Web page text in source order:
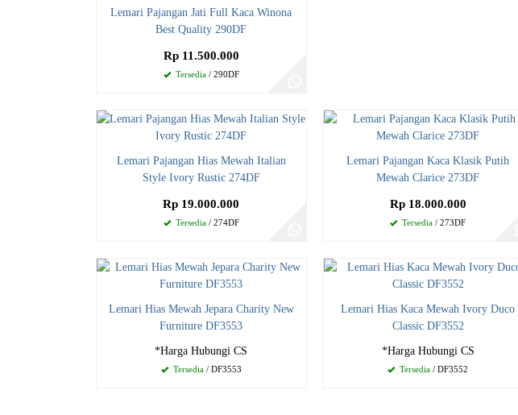
Lemari Pajangan Jati Full Kaca Winona
Best Quality 290DF
Rp 11.500.000
Tersedia/ 290DF
Lemari Pajangan Hias Mewah Italian
Style Ivory Rustic 274DF
Rp 19.000.000
Tersedia/ 274DF
Lemari Pajangan Kaca Klasik Putih
Mewah Clarice 273DF
Rp 18.000.000
Tersedia / 273DF
Lemari Hias Mewah Jepara Charity New
Furniture DF3553
*Harga Hubungi CS
Tersedia/ DF3553
Lemari Hias Kaca Mewah Ivory Duco
Classic DF3552
*Harga Hubungi CS
Tersedia / DF3552